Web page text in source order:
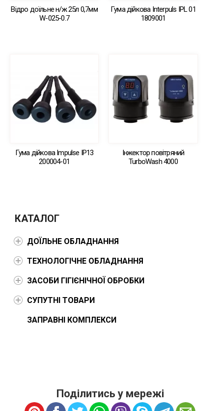
Відро доїльне н/ж 25л 0,7мм
W-025-0.7
Гума дійкова Interpuls IPL 01
1809001
Гума дійкова Impulse IP13
200004-01
Інжектор повітряний
TurboWash 4000
КАТАЛОГ
ДОЇЛЬНЕ ОБЛАДНАННЯ
ТЕХНОЛОГІЧНЕ ОБЛАДНАННЯ
ЗАСОБИ ГІГІЄНІЧНОЇ ОБРОБКИ
СУПУТНІ ТОВАРИ
ЗАПРАВНІ КОМПЛЕКСИ
Поділитись у мережі